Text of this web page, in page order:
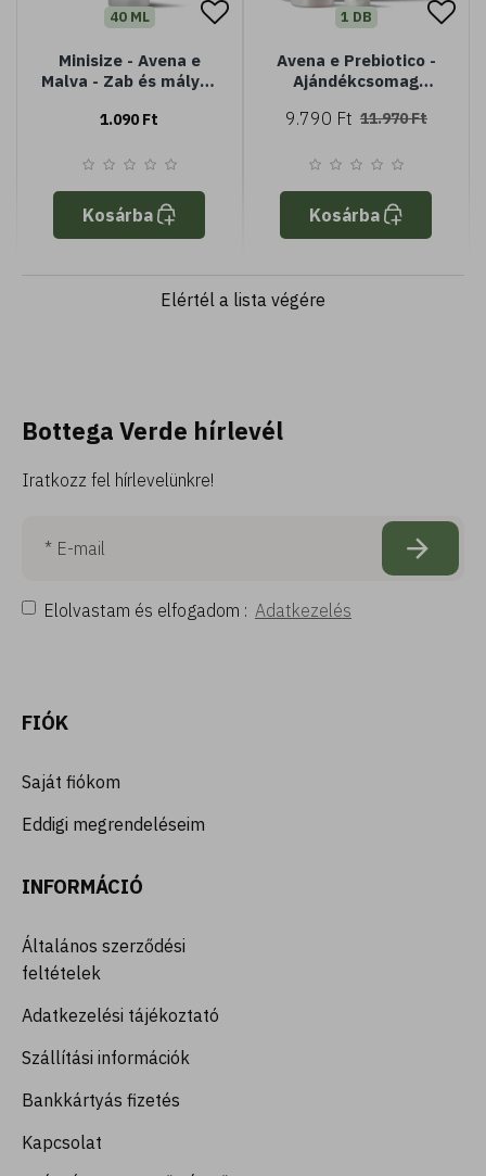
40 ML
Minisize - Avena e
Malva - Zab és mályva
nyugtató, hidratáló
1.090 Ft
Kosárba
1 DB
Avena e Prebiotico -
Ajándékcsomag
9.790 Ft 11.970 Ft
Kosárba
Elértél a lista végére
Bottega Verde hírlevél
Iratkozz fel hírlevelünkre!
Elolvastam és elfogadom : Adatkezelés
FIÓK
Saját fiókom
Eddigi megrendeléseim
INFORMÁCIÓ
Általános szerződési
feltételek
Adatkezelési tájékoztató
Szállítási információk
Bankkártyás fizetés
Kapcsolat